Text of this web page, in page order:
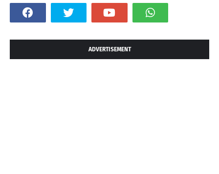
ADVERTISEMENT